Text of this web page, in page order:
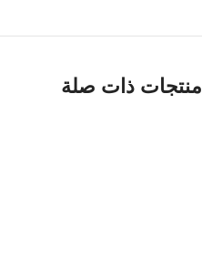
منتجات ذات صلة